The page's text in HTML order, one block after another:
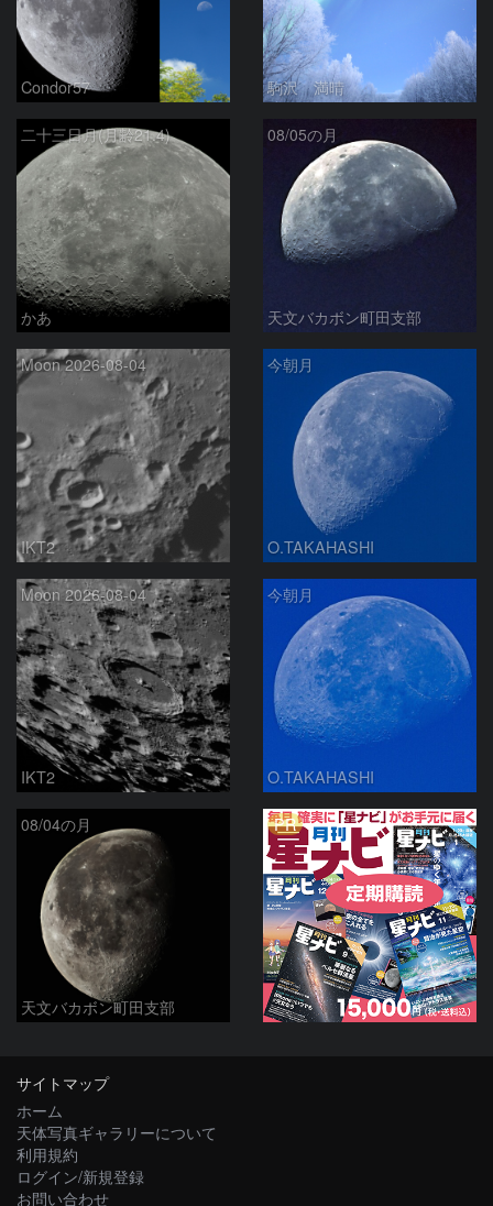
Condor57 駒沢 満晴
二十三日月(月齢21.4)
かあ
08/05の月
天文バカボン町田支部
Moon 2026-08-04
IKT2
今朝月
O.TAKAHASHI
Moon 2026-08-04
IKT2
今朝月
O.TAKAHASHI
08/04の月
天文バカボン町田支部
PR
サイトマップ
ホーム
天体写真ギャラリーについて
利用規約
ログイン/新規登録
お問い合わせ